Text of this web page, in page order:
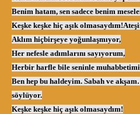
Benim hatam, sen sadece benim
Keşke keşke hiç aşık olmasaydım!
Aklım hiçbirşeye yoğunlaşmıyor,
Her nefesle adımlarını sayıyorum,
Herbir harfle bile seninle
Ben hep bu haldeyim. Sabah ve
söylüyor.
Keşke keşke hiç aşık olmasaydım!